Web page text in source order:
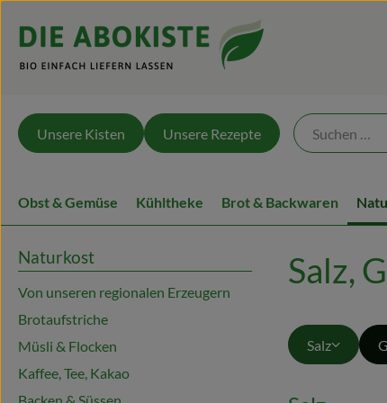
Unsere Kisten Unsere Rezepte
Obst & Gemüse Kühltheke Brot & Backwaren
Naturkost
Von unseren regionalen Erzeugern
Brotaufstriche
Müsli & Flocken
Kaffee, Tee, Kakao
Salz,
Salz